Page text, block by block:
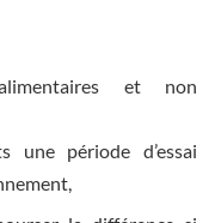
et non
une période d’essai